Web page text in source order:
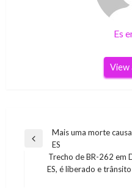
Es
View
Navegação
Post
Previous
Mais uma morte
ES
Next
Trecho de BR-262 em
ES, é liberado e